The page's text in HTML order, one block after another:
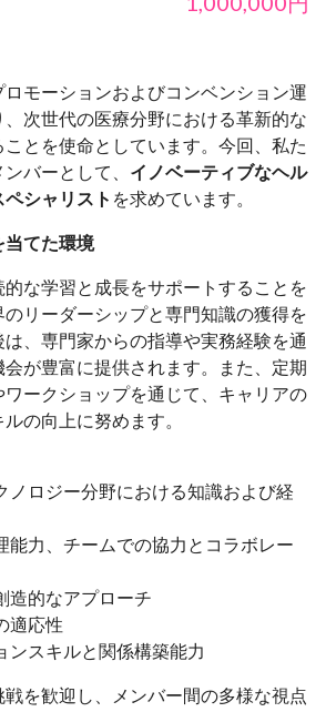
モーションおよびコンベンション運
次世代の医療分野における革新的な
とを使命としています。今回、私た
バーとして、 イノベーティブなヘル
シャリスト を求めています。
当てた環境
な学習と成長をサポートすることを
リーダーシップと専門知識の獲得を
、専門家からの指導や実務経験を通
会が豊富に提供されます。また、定期
ークショップを通じて、キャリアの
の向上に努めます。
ノロジー分野における知識および経
能力、チームでの協力とコラボレー
造的なアプローチ
適応性
ンスキルと関係構築能力
を歓迎し、メンバー間の多様な視点